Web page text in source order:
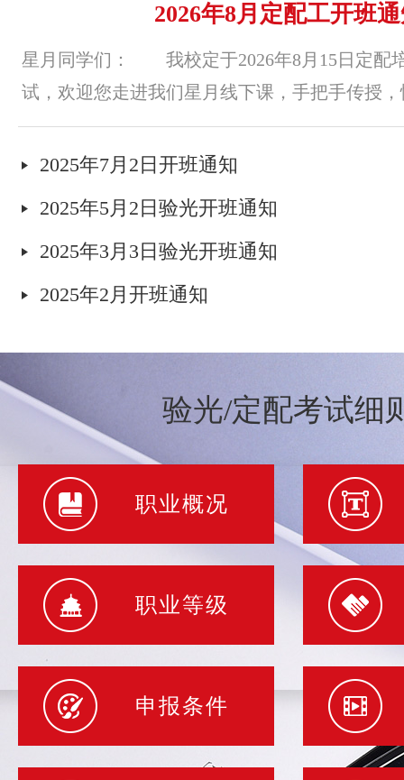
2026年8月定配工开班
星月同学们： 我校定于2026年8月15日定配
试，欢迎您走进我们星月线下课，手把手传授，
2025年7月2日开班通知
2025年5月2日验光开班通知
2025年3月3日验光开班通知
2025年2月开班通知
验光/定配考试细
职业概况
职业等级
申报条件